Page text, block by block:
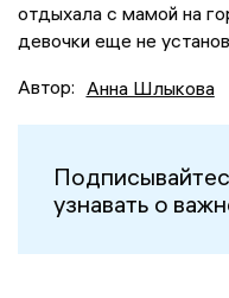
отдыхала с мамой на
девочки еще не
Автор: Анна Шлыкова
узнавать о